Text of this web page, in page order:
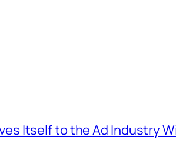
Itself to the Ad Industry